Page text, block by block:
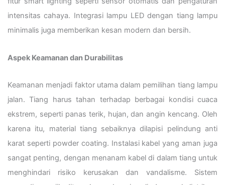
intensitas cahaya. Integrasi lampu LED dengan tiang lampu
minimalis juga memberikan kesan modern dan bersih.
Aspek Keamanan dan Durabilitas
Keamanan menjadi faktor utama dalam pemilihan tiang lampu
jalan. Tiang harus tahan terhadap berbagai kondisi cuaca
ekstrem, seperti panas terik, hujan, dan angin kencang. Oleh
karena itu, material tiang sebaiknya dilapisi pelindung anti
karat seperti powder coating. Instalasi kabel yang aman juga
sangat penting, dengan menanam kabel di dalam tiang untuk
menghindari risiko kerusakan dan vandalisme. Sistem